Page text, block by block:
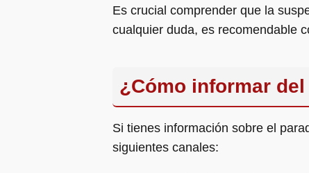
Es crucial comprender que la
cualquier duda, es recomendable
¿Cómo informar
Si tienes información sobre el
siguientes canales: